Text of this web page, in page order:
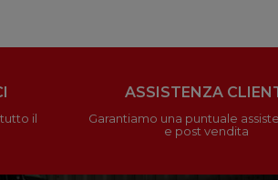
il
ASSISTENZA
Garantiamo una puntuale
e post vendita